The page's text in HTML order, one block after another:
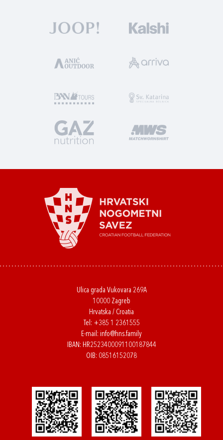
Ulica grada Vukovara 269A
10000 Zagreb
Hrvatska / Croatia
Tel: +385 1 2361555
E-mail: info@hns.family
IBAN: HR2523400091100187844
OIB: 08516152078